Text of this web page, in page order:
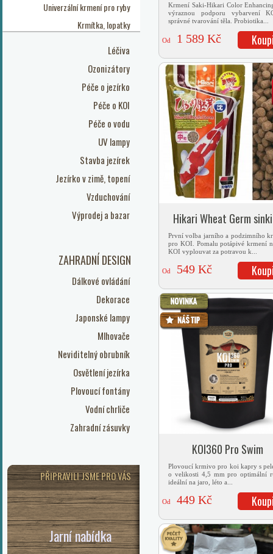
Univerzální krmení pro ryby
Krmítka, lopatky
Léčiva
Ozonizátory
Péče o jezírko
Péče o KOI
Péče o vodu
UV lampy
Stavba jezírek
Jezírko v zimě, topení
Vzduchování
Výprodej a bazar
ZAHRADNÍ DESIGN
Dálkové ovládání
Dekorace
Japonské lampy
Mlhovače
Neviditelný obrubník
Osvětlení jezírka
Plovoucí fontány
Vodní chrliče
Zahradní zásuvky
PŘIPRAVILI JSME PRO VÁS
Jarní nabídka
Krmení Saki-Hikari Color
výraznou podporu vybarvení
správné tvarování těla. Probiotika...
Od 1 589 Kč
Hikari Wheat Germ
První volba jarního a podzimního
pro KOI. Pomalu potápivé krmení
KOI vyplouvat za potravou k...
Od 549 Kč
KOI360 Pro Swim
Plovoucí krmivo pro koi kapry s
o velikosti 4,5 mm pro optimální
ideální na jaro, léto a...
Od 449 Kč